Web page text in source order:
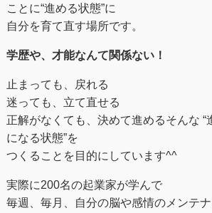
ことに“進める状態”に
自分を育て直す場所です。
学歴や、才能なんて関係ない！
止まっても、戻れる
迷っても、立て直せる
正解がなくても、決めて進めるそんな “
になる状態”を
つくることを目的にしています^^
実際に200名の起業家が学んで
毎週、毎月、自分の脳や感情のメンテ